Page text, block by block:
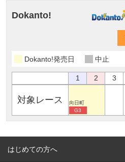
Dokanto!
Dokanto!発売日 中止
1 2 3
対象レース
向日町
G3
はじめての方へ